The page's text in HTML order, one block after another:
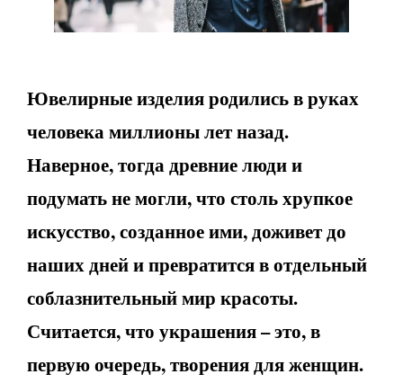
Ювелирные изделия родились в руках
человека миллионы лет назад.
Наверное, тогда древние люди и
подумать не могли, что столь хрупкое
искусство, созданное ими, доживет до
наших дней и превратится в отдельный
соблазнительный мир красоты.
Считается, что украшения – это, в
первую очередь, творения для женщин.